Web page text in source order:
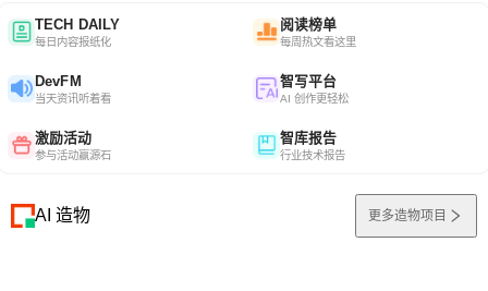
TECH DAILY
每日内容报纸化
阅读榜单
每周热文看这里
DevFM
当天资讯听着看
智写平台
AI 创作更轻松
激励活动
参与活动赢源石
智库报告
行业技术报告
AI 造物 更多造物项目